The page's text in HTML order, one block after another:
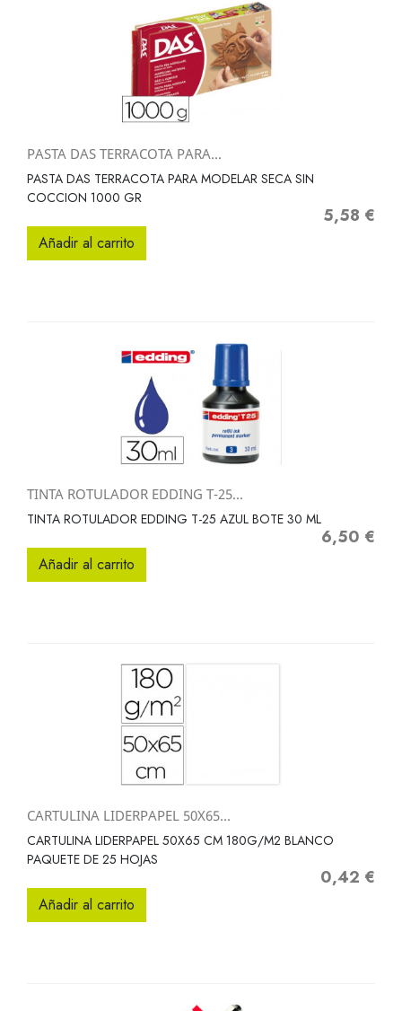
PASTA DAS TERRACOTA PARA...
PASTA DAS TERRACOTA PARA MODELAR SECA SIN
COCCION 1000 GR
Precio
5,58 €
Añadir al carrito
TINTA ROTULADOR EDDING T-25...
TINTA ROTULADOR EDDING T-25 AZUL BOTE 30 ML
Precio
6,50 €
Añadir al carrito
CARTULINA LIDERPAPEL 50X65...
CARTULINA LIDERPAPEL 50X65 CM 180G/M2 BLANCO
PAQUETE DE 25 HOJAS
Precio
0,42 €
Añadir al carrito